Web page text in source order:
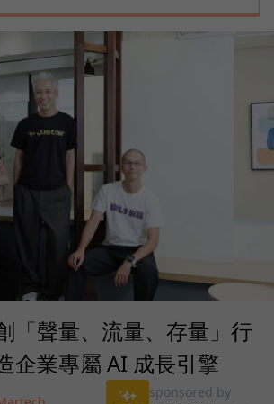
「聲量、流量、存量」行
企業專屬 AI 成長引擎
sponsored by